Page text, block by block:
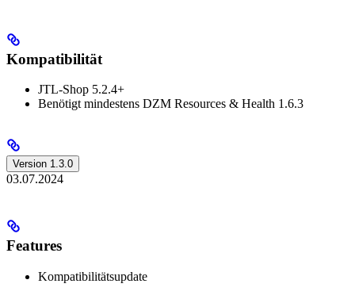
Kompatibilität
JTL-Shop 5.2.4+
Benötigt mindestens DZM Resources & Health 1.6.3
Version 1.3.0
03.07.2024
Features
Kompatibilitätsupdate